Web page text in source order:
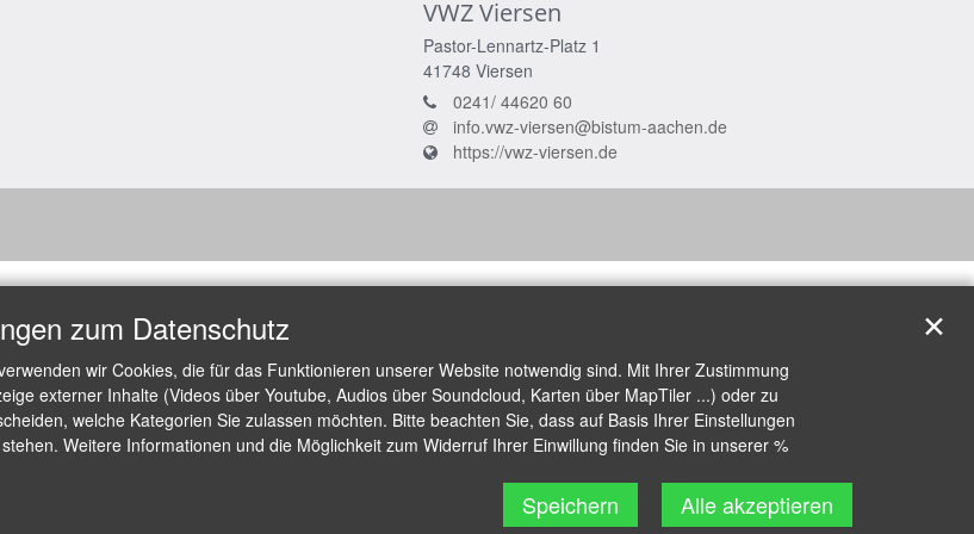
VWZ Viersen
Pastor-Lennartz-Platz 1
41748 Viersen
0241/ 44620 60
info.vwz-viersen@bistum-aachen.de
https://vwz-viersen.de
zum Datenschutz
wir Cookies, die für das Funktionieren unserer Website notwendig sind. Mit Ihrer Zustimmung
externer Inhalte (Videos über Youtube, Audios über Soundcloud, Karten über MapTiler ...) oder zu
welche Kategorien Sie zulassen möchten. Bitte beachten Sie, dass auf Basis Ihrer Einstellungen
Weitere Informationen und die Möglichkeit zum Widerruf Ihrer Einwillung finden Sie in unserer %
Speichern Alle akzeptieren
✕